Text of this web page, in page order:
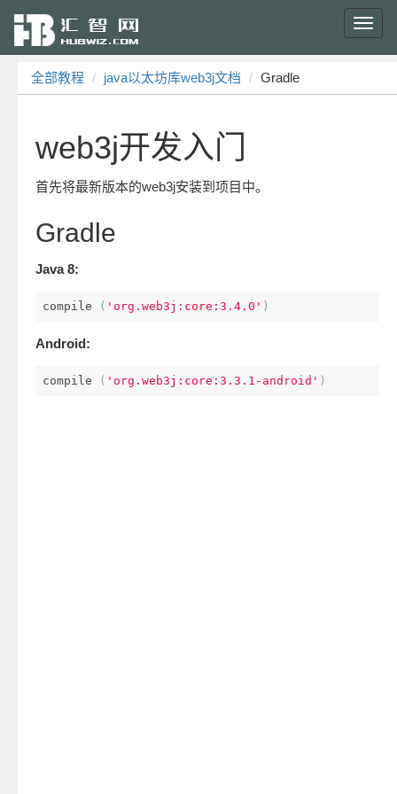
全部教程 java以太坊库web3j文档 Gradle
web3j开发入门
首先将最新版本的web3j安装到项目中。
Gradle
Java 8:
compile ( 'org.web3j:core:3.4.0' )
Android:
compile ( 'org.web3j:core:3.3.1-android' )